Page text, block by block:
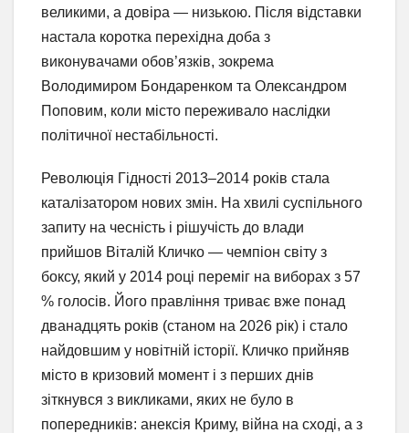
великими, а довіра — низькою. Після відставки
настала коротка перехідна доба з
виконувачами обов’язків, зокрема
Володимиром Бондаренком та Олександром
Поповим, коли місто переживало наслідки
політичної нестабільності.
Революція Гідності 2013–2014 років стала
каталізатором нових змін. На хвилі суспільного
запиту на чесність і рішучість до влади
прийшов Віталій Кличко — чемпіон світу з
боксу, який у 2014 році переміг на виборах з 57
% голосів. Його правління триває вже понад
дванадцять років (станом на 2026 рік) і стало
найдовшим у новітній історії. Кличко прийняв
місто в кризовий момент і з перших днів
зіткнувся з викликами, яких не було в
попередників: анексія Криму, війна на сході, а з